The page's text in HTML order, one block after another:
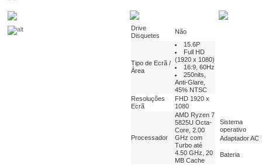
Drive
Disquetes
Não
Tipo de Ecrã /
Área
15.6P
Full HD
(1920 x 1080)
16:9, 60Hz
250nits,
Anti-Glare,
45% NTSC
Resoluções
Ecrã
FHD 1920 x
1080
Processador
AMD Ryzen 7
5825U Octa-
Core, 2.00
GHz com
Turbo até
4.50 GHz, 20
MB Cache
Sistema
operativo
Adaptador AC
Bateria